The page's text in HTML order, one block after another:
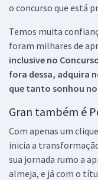
o concurso que está
Temos muita
foram milhares de
inclusive no
fora dessa, adquira
que tanto sonhou
Gran também é
Com apenas um
inicia a
sua jornada rumo a
almeja, e já com o